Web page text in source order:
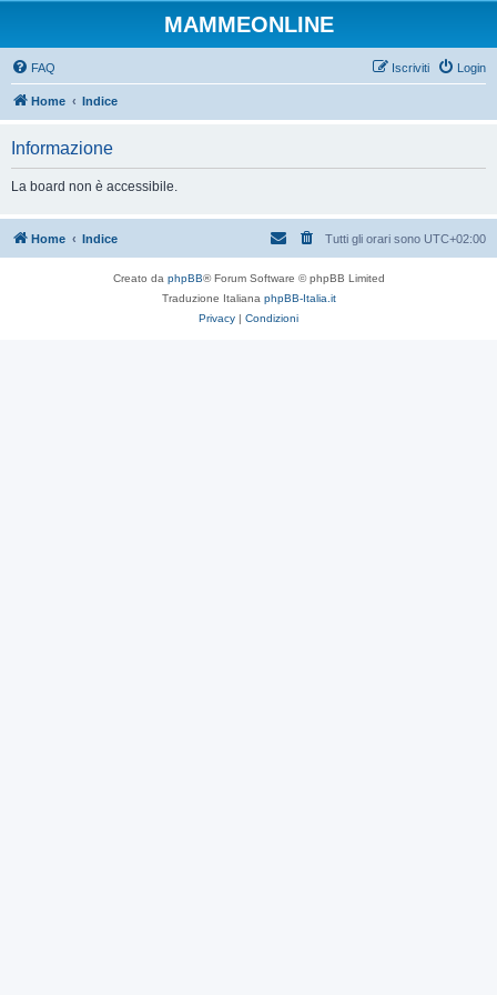
MAMMEONLINE
FAQ Login
Iscriviti
Home Indice
Informazione
La board non è accessibile.
Home Indice Tutti gli orari sono UTC+02:00
Creato da phpBB® Forum Software © phpBB Limited
Traduzione Italiana phpBB-Italia.it
Privacy | Condizioni